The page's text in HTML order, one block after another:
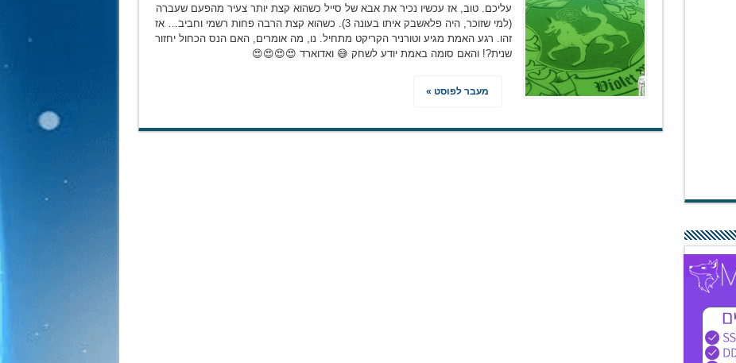
עליכם. טוב, אז עכשיו נכיר את אבא של סייל כשהוא קצת יותר צעיר מהפעם שעברה
(למי שזוכר, היה פלאשבק איתו בעונה 3). כשהוא קצת הרבה פחות רשמי וחביב… אז
זהו. רגע האמת מגיע וטורניר הקריקט מתחיל. נו, מה אומרים, האם הנס הכחול יחזור
שנית?! והאם סומה באמת יודע לשחק 😅 ואדוארד 😍😍😍😍
מעבר לפוסט »